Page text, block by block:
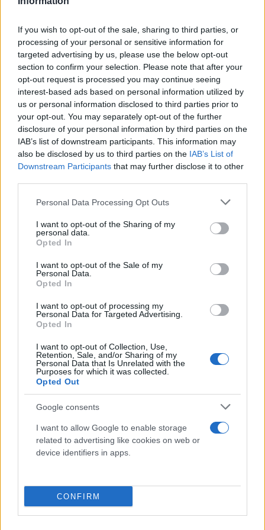
If you wish to opt-out of the sale, sharing to third parties, or
processing of your personal or sensitive information for
targeted advertising by us, please use the below opt-out
section to confirm your selection. Please note that after your
opt-out request is processed you may continue seeing
interest-based ads based on personal information utilized by
us or personal information disclosed to third parties prior to
your opt-out. You may separately opt-out of the further
disclosure of your personal information by third parties on the
IAB’s list of downstream participants. This information may
also be disclosed by us to third parties on the IAB’s List of
Downstream Participants that may further disclose it to other
Please note that this website/app uses one or more Google
not limited to your visit or usage behaviour. You may click to
grant or deny consent to Google and its third-party tags to
use your data for below specified purposes in below Google
consent section.
Personal Data Processing Opt Outs
I want to opt-out of the Sharing of my
personal data.
Opted In
I want to opt-out of the Sale of my
Personal Data.
Opted In
I want to opt-out of processing my
Personal Data for Targeted Advertising.
Opted In
I want to opt-out of Collection, Use,
Retention, Sale, and/or Sharing of my
Personal Data that Is Unrelated with the
Purposes for which it was collected.
Opted Out
Google consents
I want to allow Google to enable storage
related to advertising like cookies on web or
device identifiers in apps.
CONFIRM
Disinfettante battericida per cute
Integra: La guida essenziale per la tua
salute
Comprendere i Disinfettanti Battericidi per Cute Integra:
Guida Completa La disinfezione...
Disinfettante con Clorexidina:
Sicurezza e Igiene con Septavir Chlo
Alcolico
Septavir CHLO Spray Cerichem: Disinfettante Battericida
con Clorexidina Il Septavir CHLO...
Fascia Biadesiva per Sacca Urine e
Catetere Esterno Uomo: Comfort e
Sicurezza
Fascia Biadesiva per Sacca Urine e
Catetere Esterno Uomo: Comfort e
Sicurezza La gestione...
Forbici chirurgiche: Guida essenziale
Nel vasto e complesso mondo della strumentazione
medica, le forbici chirurgiche rappresentano...
Gel per Ultrasuoni, Ecografia ed ECG
di Qualità
Gel per Ultrasuoni, Ecografia ed ECG di
Guida Completa alle Medicazioni
Idrocolloidali Sottili
La Medicazione Idrocolloidale Sottile:
Ghiaccio istantaneo: Sollievo rapido
per dolore e gonfiore - La soluzione